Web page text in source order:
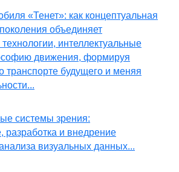
«Тенет»: как концептуальная
объединяет
интеллектуальные
движения, формируя
транспорте будущего и меняя
системы зрения:
разработка и внедрение
визуальных данных...